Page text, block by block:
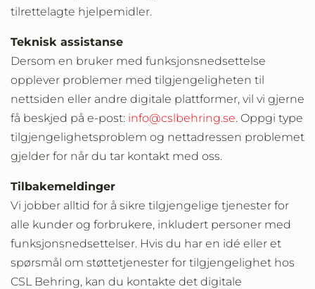
tilrettelagte hjelpemidler.
Teknisk assistanse
Dersom en bruker med funksjonsnedsettelse
opplever problemer med tilgjengeligheten til
nettsiden eller andre digitale plattformer, vil vi gjerne
få beskjed på e-post: info@cslbehring.se. Oppgi type
tilgjengelighetsproblem og nettadressen problemet
gjelder for når du tar kontakt med oss.
Tilbakemeldinger
Vi jobber alltid for å sikre tilgjengelige tjenester for
alle kunder og forbrukere, inkludert personer med
funksjonsnedsettelser. Hvis du har en idé eller et
spørsmål om støttetjenester for tilgjengelighet hos
CSL Behring, kan du kontakte det digitale